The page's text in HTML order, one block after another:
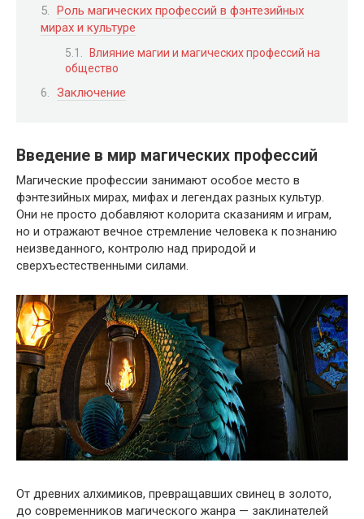
Роль магических профессий в фэнтезийных
мирах и культуре
Влияние магии и магических профессий на
общество
Заключение
Введение в мир магических профессий
Магические профессии занимают особое место в
фэнтезийных мирах, мифах и легендах разных культур.
Они не просто добавляют колорита сказаниям и играм,
но и отражают вечное стремление человека к познанию
неизведанного, контролю над природой и
сверхъестественными силами.
От древних алхимиков, превращавших свинец в золото,
до современников магического жанра — заклинателей